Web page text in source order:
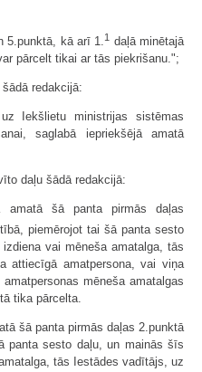
5.punktā, kā arī 1.1 daļā minētajā
pārcelt tikai ar tās piekrišanu.";
redakcijā:
Iekšlietu ministrijas sistēmas
saglabā iepriekšējā amatā
daļu šādā redakcijā:
amatā šā panta pirmās daļas
piemērojot tai šā panta sesto
vai mēneša amatalga, tās
attiecīgā amatpersona, vai viņa
mēneša amatalgas
tika pārcelta.
šā panta pirmās daļas 2.punktā
panta sesto daļu, un mainās šīs
tās Iestādes vadītājs, uz